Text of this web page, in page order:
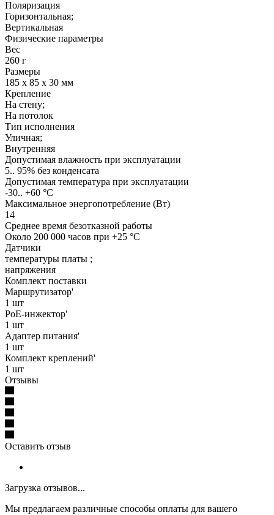
Поляризация
Горизонтальная;
Вертикальная
Физические параметры
Вес
260 г
Размеры
185 x 85 x 30 мм
Крепление
На стену;
На потолок
Тип исполнения
Уличная;
Внутренняя
Допустимая влажность при эксплуатации
5.. 95% без конденсата
Допустимая температура при эксплуатации
-30.. +60 °C
Максимальное энергопотребление (Вт)
14
Среднее время безотказной работы
Около 200 000 часов при +25 °C
Датчики
температуры платы ;
напряжения
Комплект поставки
Маршрутизатор'
1 шт
PoE-инжектор'
1 шт
Адаптер питания'
1 шт
Комплект креплений'
1 шт
Отзывы
Оставить отзыв
Загрузка отзывов...
Мы предлагаем различные способы оплаты для вашего